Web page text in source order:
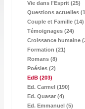
Vie dans l'Esprit (25)
Questions actuelles
Couple et Famille (14)
Témoignages (24)
Croissance humaine
Formation (21)
Romans (8)
Poésies (2)
EdB (203)
Ed. Carmel (190)
Ed. Quasar (4)
Ed. Emmanuel (5)